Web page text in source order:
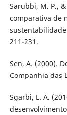
Sarubbi, M. P.,
comparativa de
211-231.
Sen, A. (2000).
Companhia das
Sgarbi, L. A.